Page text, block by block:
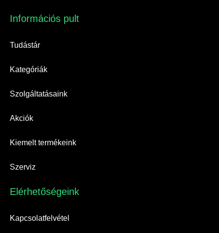
Információs pult​
Tudástár
Kategóriák
Szolgáltatásaink
Akciók
Kiemelt termékeink
Szerviz
Elérhetőségeink​
Kapcsolatfelvétel